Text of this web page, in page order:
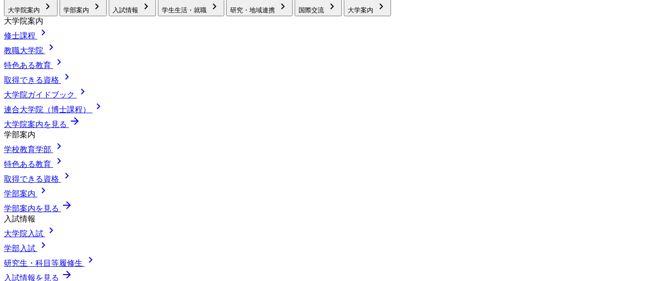
大学院案内 chevron_right 学部案内 chevron_right 入試情報 chevron_right 学生生活・就職 chevron_right 研究・地域連携 chevron_right 国際交流 chevron_right 大学案内 chevron_right
大学院案内
修士課程
chevron_right
教職大学院 chevron_right
特色ある教育 chevron_right
取得できる資格 chevron_right
大学院ガイドブック chevron_right
連合大学院（博士課程） chevron_right
大学院案内を見る arrow_forward
学部案内
学校教育学部
chevron_right
特色ある教育 chevron_right
取得できる資格 chevron_right
学部案内 chevron_right
学部案内を見る arrow_forward
入試情報
大学院入試
chevron_right
学部入試 chevron_right
研究生・科目等履修生 chevron_right
入試情報を見る arrow_forward